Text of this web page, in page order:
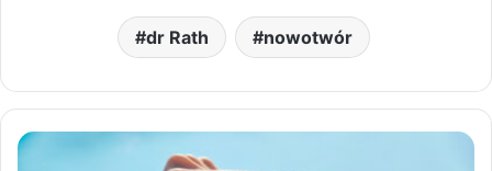
dr Rath nowotwór
Słoneczna